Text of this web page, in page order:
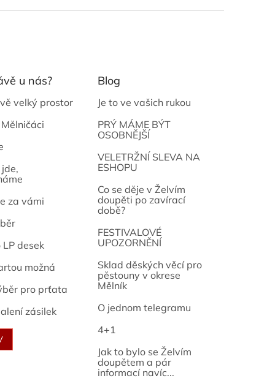
u nás?
velký prostor
za vámi
desek
možná
pro prťata
zásilek
Blog
Je to ve vašich rukou
PRÝ MÁME BÝT
OSOBNĚJŠÍ
VELETRŽNÍ SLEVA NA
ESHOPU
Co se děje v Želvím
doupěti po zavírací
době?
FESTIVALOVÉ
UPOZORNĚNÍ
Sklad děských věcí pro
pěstouny v okrese
Mělník
O jednom telegramu
4+1
Jak to bylo se Želvím
doupětem a pár
informací navíc...